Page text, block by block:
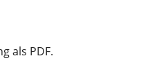
als PDF.